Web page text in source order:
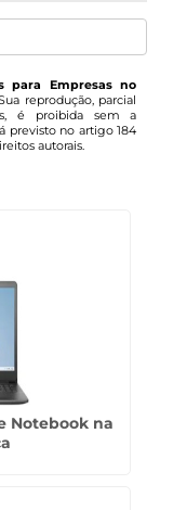
para Empresas no
reprodução, parcial
é proibida sem a
previsto no artigo 184
autorais.
Notebook na